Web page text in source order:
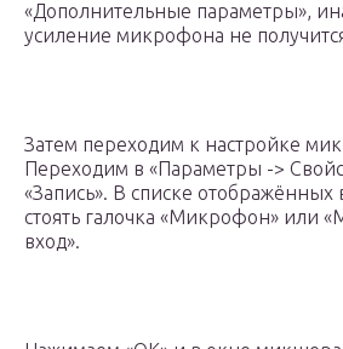
«Дополнительные параметры»,
усиление микрофона не
Затем переходим к настройке
Переходим в «Параметры ->
«Запись». В списке отображённых
стоять галочка «Микрофон» или
вход».